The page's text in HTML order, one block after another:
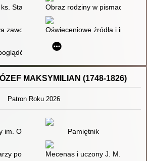
Stanisławie Staszicu i jego działalności
Obraz rodziny w pismach
zawodowegoOświeceniowe źródła i
pedagogicznych Stanisława
MAKSYMILIAN (1748-1826)
Patron Roku 2026
im. Ossolińskich we Lwowie
Pamiętnik
polskich. Cz. 1Mecenas i uczony J. M.